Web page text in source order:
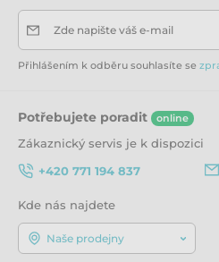
Zde napište váš e-mail
Přihlášením k odběru souhlasíte se
Potřebujete poradit online
Zákaznický servis je k dispozici
+420 771 194 837
Kde nás najdete
Naše prodejny